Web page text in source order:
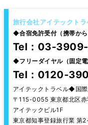
旅行会社アイテックト
◆合宿免許受付（携帯から
Tel：03-
◆フリーダイヤル（固定電
Tel：0120-
アイテックトラベル◆国際
〒115-0055 東京都北区
アイテックビル1F
東京都知事登録旅行業 第